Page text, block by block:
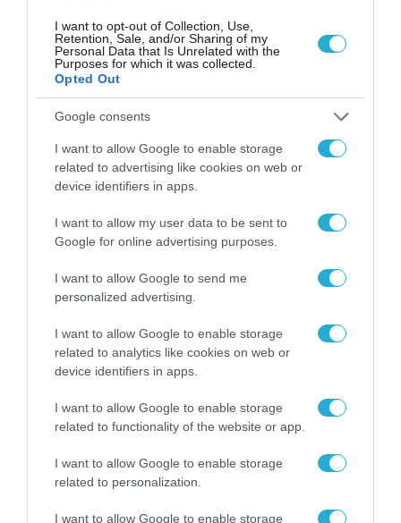
I want to opt-out of Collection, Use,
Retention, Sale, and/or Sharing of my
Personal Data that Is Unrelated with the
Purposes for which it was collected.
Opted Out
Google consents
I want to allow Google to enable storage
related to advertising like cookies on web or
device identifiers in apps.
I want to allow my user data to be sent to
Google for online advertising purposes.
I want to allow Google to send me
personalized advertising.
I want to allow Google to enable storage
related to analytics like cookies on web or
device identifiers in apps.
I want to allow Google to enable storage
related to functionality of the website or app.
I want to allow Google to enable storage
related to personalization.
I want to allow Google to enable storage
ARTIFICIAL INTELLIGENCE (AI)
ΣΥΝΕΝΤΕΥΞΕΙΣ
Σ. Καλαφάτης: «Η Τεχνητή Νοημοσύνη δεν
είναι απλώς μια νέα τεχνολογία, είναι μια